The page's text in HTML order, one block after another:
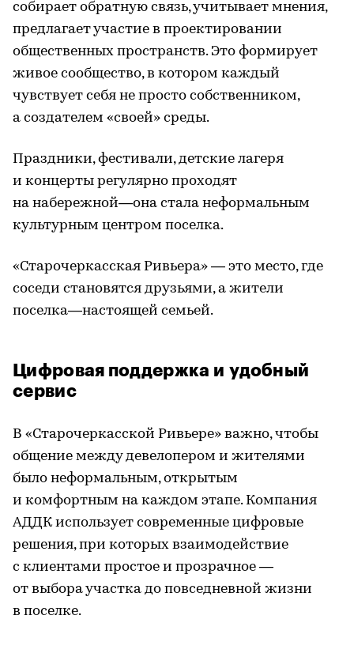
собирает обратную связь, учитывает мнения,
предлагает участие в проектировании
общественных пространств. Это формирует
живое сообщество, в котором каждый
чувствует себя не просто собственником,
а создателем «своей» среды.
Праздники, фестивали, детские лагеря
и концерты регулярно проходят
на набережной—она стала неформальным
культурным центром поселка.
«Старочеркасская Ривьера» — это место, где
соседи становятся друзьями, а жители
поселка—настоящей семьей.
Цифровая поддержка и удобный
сервис
В «Старочеркасской Ривьере» важно, чтобы
общение между девелопером и жителями
было неформальным, открытым
и комфортным на каждом этапе. Компания
АДДК использует современные цифровые
решения, при которых взаимодействие
с клиентами простое и прозрачное —
от выбора участка до повседневной жизни
в поселке.